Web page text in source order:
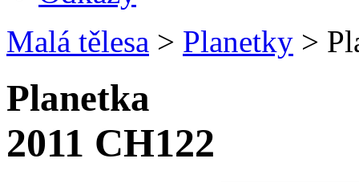
Malá tělesa > Planetky >
Planetka
2011 CH122